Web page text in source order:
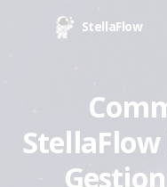
StellaFlow